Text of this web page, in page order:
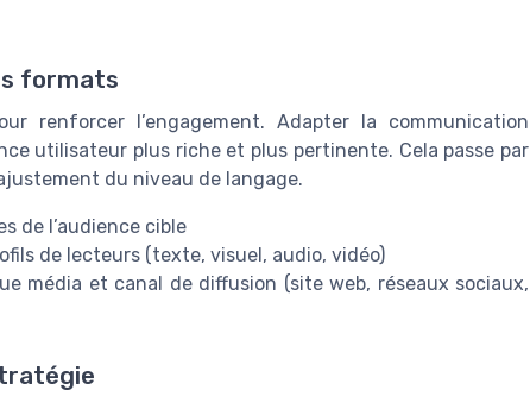
formats
renforcer l’engagement. Adapter la communication
utilisateur plus riche et plus pertinente. Cela passe par
du niveau de langage.
de l’audience cible
de lecteurs (texte, visuel, audio, vidéo)
média et canal de diffusion (site web, réseaux sociaux,